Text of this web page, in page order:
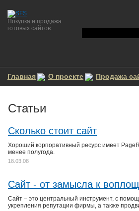
Покупка и продажа
готовых сайтов
Главная О проекте Продажа
Cтатьи
Сколько стоит сайт
Хороший корпоративный ресурс имеет
менее полугода.
18.03.08
Сайт - от замысла к
Сайт – это центральный инструмент, с
укрепления репутации фирмы, а также